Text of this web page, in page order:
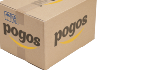
Оборудование для работ на
высоте
Пневматика, Гидравлика
Промышленная химия
Распродажа